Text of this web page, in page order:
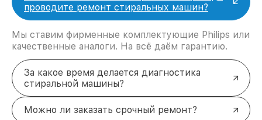
проводите ремонт стиральных машин?
Мы ставим фирменные комплектующие Philips или
качественные аналоги. На всё даём гарантию.
За какое время делается диагностика
стиральной машины?
Можно ли заказать срочный ремонт?